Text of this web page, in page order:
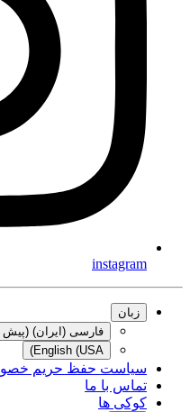
instagram
زبان
فارسی (ایران)
English (USA)
سیاست حفظ حریم
تماس با ما
کوکی ها